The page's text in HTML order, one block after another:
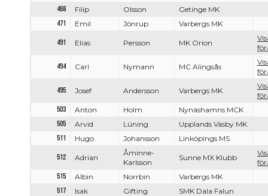
468
Filip Olsson
Getinge MK
471
Emil Jönrup Varbergs MK
491 Elias Persson MK Orion
494 Carl Nymann MC Alingsås
495 Josef Andersson Varbergs MK
503
Anton Holm
Nynäshamns MCK
505
Arvid Lüning
Upplands Väsby MK
511
Hugo Johansson Linköpings MS
512 Adrian
Åminne-
Karlsson
Sunne MX Klubb
515
Albin Norrbin
Varbergs MK
517
Isak Gifting
SMK Dala Falun